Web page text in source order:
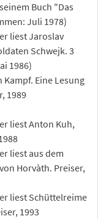
Buch "Das
Juli 1978)
liest Jaroslav
Schwejk. 3
1986)
Eine Lesung
1989
liest Anton Kuh,
liest aus dem
Horvàth. Preiser,
liest Schüttelreime
1993